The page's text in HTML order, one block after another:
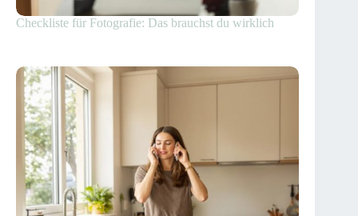
Checkliste für Fotografie: Das brauchst du wirklich